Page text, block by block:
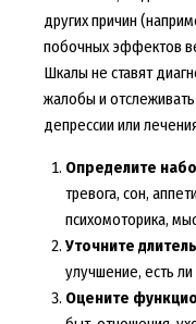
других причин
побочных эффектов
Шкалы не ставят
жалобы и
депрессии или
Определите
тревога, сон,
психомоторика,
Уточните
улучшение, есть
Оцените